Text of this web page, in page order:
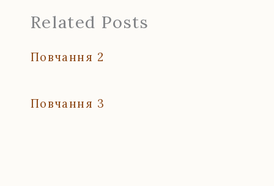
Related Posts
Повчання 2
Повчання 3